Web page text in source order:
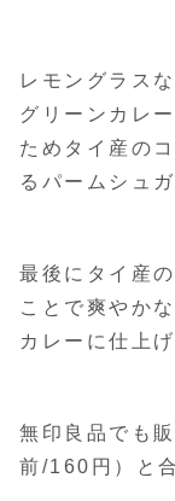
レモングラス
グリーンカレ
ためタイ産の
るパームシュ
最後にタイ産
ことで爽やか
カレーに仕上
無印良品でも
前/160円）と